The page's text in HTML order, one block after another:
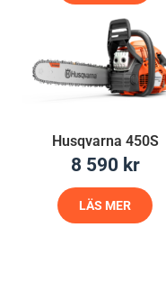
Husqvarna 450S
8 590 kr
LÄS MER